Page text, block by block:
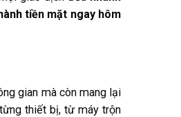
tiền mặt ngay hôm
gian mà còn mang lại
thiết bị, từ máy trộn